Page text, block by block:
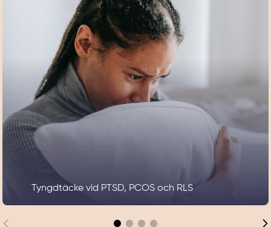
Tyngdtäcke vid PTSD, PCOS och RLS